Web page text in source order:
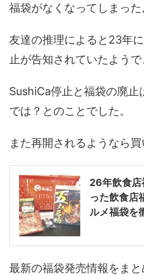
福袋がなくなってしまった
友達の推理によると23年
止が告知されていたようで
SushiCa停止と福袋の廃
では？とのことでした。
また再開されるようなら
26年飲食店
った飲食店
ルメ福袋を
最新の福袋発売情報をまと